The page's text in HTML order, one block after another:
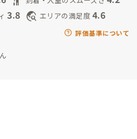
3.8 travel_explore エリアの満足度 4.6
評価基準について